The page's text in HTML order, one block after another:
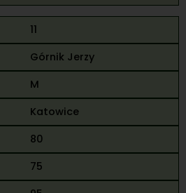
11
Górnik Jerzy
M
Katowice
80
75